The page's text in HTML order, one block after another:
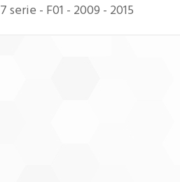
7 serie - F01 - 2009 - 2015